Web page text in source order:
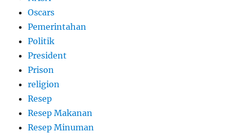
Oscars
Pemerintahan
Politik
President
Prison
religion
Resep
Resep Makanan
Resep Minuman